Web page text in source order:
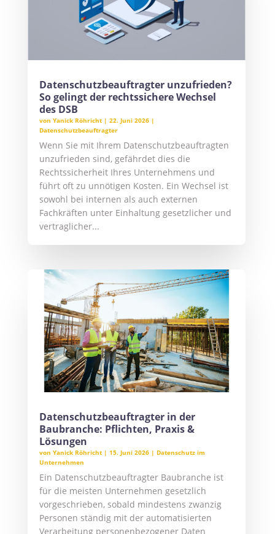
Datenschutzbeauftragter unzufrieden?
So gelingt der rechtssichere Wechsel
des DSB
von Yanick Röhricht| 22. Juni 2026|
Datenschutzbeauftragter
Wenn Sie mit Ihrem Datenschutzbeauftragten
unzufrieden sind, gefährdet dies die
Rechtssicherheit Ihres Unternehmens und
führt oft zu unnötigen Kosten. Ein Wechsel ist
sowohl bei internen als auch externen
Fachkräften unter Einhaltung gesetzlicher und
vertraglicher...
Datenschutzbeauftragter in der
Baubranche: Pflichten, Praxis &
Lösungen
von Yanick Röhricht| 15. Juni 2026| Datenschutz im
Unternehmen
Ein Datenschutzbeauftragter Baubranche ist
für die meisten Unternehmen gesetzlich
vorgeschrieben, sobald mindestens zwanzig
Personen ständig mit der automatisierten
Verarbeitung personenbezogener Daten